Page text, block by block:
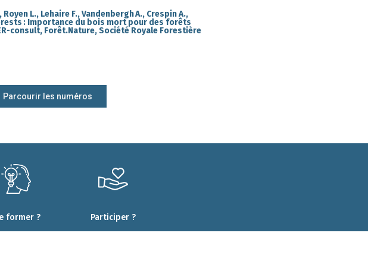
L., Lehaire F., Vandenbergh A., Crespin A.,
: Importance du bois mort pour des forêts
consult, Forêt.Nature, Société Royale Forestière
Parcourir les numéros
former ? Participer ?